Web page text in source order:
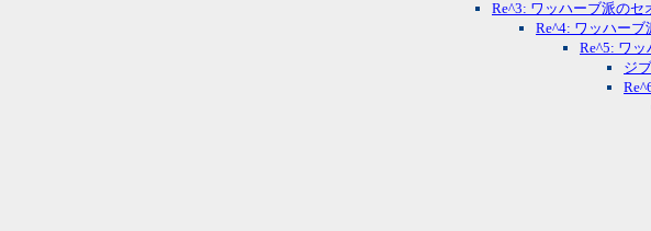
Re^3: ワッハーブ派のセ
Re^4: ワッハーブ
Re^5: ワ
ジ